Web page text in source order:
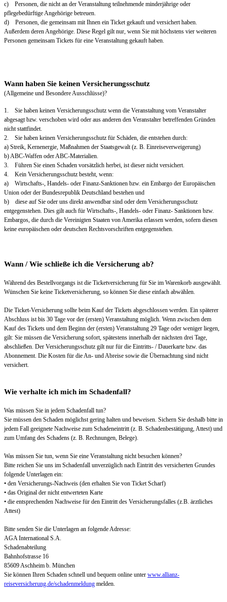
c) Personen, die nicht an der Veranstaltung teilnehmende minderjährige oder
pflegebedürftige Angehörige betreuen.
d) Personen, die gemeinsam mit Ihnen ein Ticket gekauft und versichert haben.
Außerdem deren Angehörige. Diese Regel gilt nur, wenn Sie mit höchstens vier weiteren
Personen gemeinsam Tickets für eine Veranstaltung gekauft haben.
Wann haben Sie keinen Versicherungsschutz
(Allgemeine und Besondere Ausschlüsse)?
1. Sie haben keinen Versicherungsschutz wenn die Veranstaltung vom Veranstalter
abgesagt bzw. verschoben wird oder aus anderen den Veranstalter betreffenden Gründen
nicht stattfindet.
2. Sie haben keinen Versicherungsschutz für Schäden, die entstehen durch:
a) Streik, Kernenergie, Maßnahmen der Staatsgewalt (z. B. Einreiseverweigerung)
b) ABC-Waffen oder ABC-Materialien.
3. Führen Sie einen Schaden vorsätzlich herbei, ist dieser nicht versichert.
4. Kein Versicherungsschutz besteht, wenn:
a) Wirtschafts-, Handels- oder Finanz-Sanktionen bzw. ein Embargo der Europäischen
Union oder der Bundesrepublik Deutschland bestehen und
b) diese auf Sie oder uns direkt anwendbar sind oder dem Versicherungsschutz
entgegenstehen. Dies gilt auch für Wirtschafts-, Handels- oder Finanz- Sanktionen bzw.
Embargos, die durch die Vereinigten Staaten von Amerika erlassen werden, sofern diesen
keine europäischen oder deutschen Rechtsvorschriften entgegenstehen.
Wann / Wie schließe ich die Versicherung ab?
Während des Bestellvorgangs ist die Ticketversicherung für Sie im Warenkorb ausgewählt.
Wünschen Sie keine Ticketversicherung, so können Sie diese einfach abwählen.
Die Ticket-Versicherung sollte beim Kauf der Tickets abgeschlossen werden. Ein späterer
Abschluss ist bis 30 Tage vor der (ersten) Veranstaltung möglich. Wenn zwischen dem
Kauf des Tickets und dem Beginn der (ersten) Veranstaltung 29 Tage oder weniger liegen,
gilt: Sie müssen die Versicherung sofort, spätestens innerhalb der nächsten drei Tage,
abschließen. Der Versicherungsschutz gilt nur für die Eintritts- / Dauerkarte bzw. das
Abonnement. Die Kosten für die An- und Abreise sowie die Übernachtung sind nicht
versichert.
Wie verhalte ich mich im Schadenfall?
Was müssen Sie in jedem Schadenfall tun?
Sie müssen den Schaden möglichst gering halten und beweisen. Sichern Sie deshalb bitte in
jedem Fall geeignete Nachweise zum Schadeneintritt (z. B. Schadenbestätigung, Attest) und
zum Umfang des Schadens (z. B. Rechnungen, Belege).
Was müssen Sie tun, wenn Sie eine Veranstaltung nicht besuchen können?
Bitte reichen Sie uns im Schadenfall unverzüglich nach Eintritt des versicherten Grundes
folgende Unterlagen ein:
• den Versicherungs-Nachweis (den erhalten Sie von Ticket Scharf)
• das Original der nicht entwerteten Karte
• die entsprechenden Nachweise für den Eintritt des Versicherungsfalles (z.B. ärztliches
Attest)
Bitte senden Sie die Unterlagen an folgende Adresse:
AGA International S.A.
Schadenabteilung
Bahnhofstrasse 16
85609 Aschheim b. München
Sie können Ihren Schaden schnell und bequem online unter www.allianz-
reiseversicherung.de/schadenmeldung melden.